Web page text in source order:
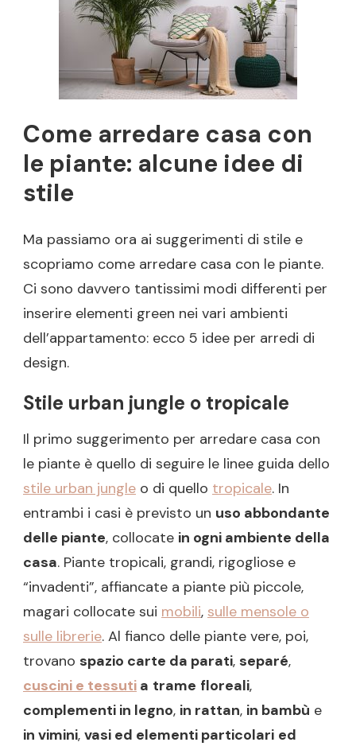
Come arredare casa con
le piante: alcune idee di
stile
Ma passiamo ora ai suggerimenti di stile e
scopriamo come arredare casa con le piante.
Ci sono davvero tantissimi modi differenti per
inserire elementi green nei vari ambienti
dell’appartamento: ecco 5 idee per arredi di
design.
Stile urban jungle o tropicale
Il primo suggerimento per arredare casa con
le piante è quello di seguire le linee guida dello
stile urban jungle o di quello tropicale. In
entrambi i casi è previsto un uso abbondante
delle piante, collocate in ogni ambiente della
casa. Piante tropicali, grandi, rigogliose e
“invadenti”, affiancate a piante più piccole,
magari collocate sui mobili, sulle mensole o
sulle librerie. Al fianco delle piante vere, poi,
trovano spazio carte da parati, separé,
cuscini e tessuti a trame floreali,
complementi in legno, in rattan, in bambù e
in vimini, vasi ed elementi particolari ed